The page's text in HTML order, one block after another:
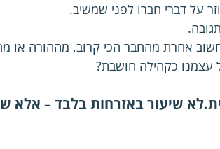
על דברי חברו לפני שמשיב.
אחרת מהחבר הכי קרוב, מההורה או
עצמנו כקהילה חושבת?
שיעור באזרחות בלבד – אלא